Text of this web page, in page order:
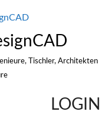
Tischler, Architekten
LOGIN